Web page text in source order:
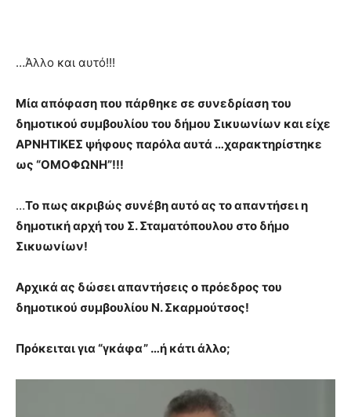
…Άλλο και αυτό!!!
Μία απόφαση που πάρθηκε σε συνεδρίαση του
δημοτικού συμβουλίου του δήμου Σικυωνίων και είχε
ΑΡΝΗΤΙΚΕΣ ψήφους παρόλα αυτά …χαρακτηρίστηκε
ως “ΟΜΟΦΩΝΗ”!!!
…Το πως ακριβώς συνέβη αυτό ας το απαντήσει η
δημοτική αρχή του Σ. Σταματόπουλου στο δήμο
Σικυωνίων!
Αρχικά ας δώσει απαντήσεις ο πρόεδρος του
δημοτικού συμβουλίου Ν. Σκαρμούτσος!
Πρόκειται για “γκάφα” …ή κάτι άλλο;